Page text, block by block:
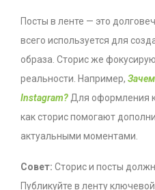
Посты в ленте — это
всего используется для
образа. Сторис же
реальности. Например,
Instagram? Для оформления
как сторис помогают
актуальными моментами.
Совет: Сторис и посты
Публикуйте в ленту